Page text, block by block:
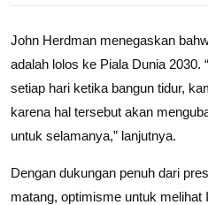
John Herdman menegaskan
adalah lolos ke Piala Dunia 2030.
setiap hari ketika bangun tidur,
karena hal tersebut akan
untuk selamanya,” lanjutnya.
Dengan dukungan penuh dari
matang, optimisme untuk melihat